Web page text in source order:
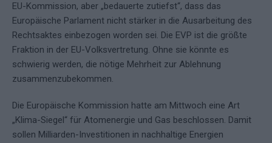
EU-Kommission, aber „bedauerte zutiefst“, dass das
Europäische Parlament nicht stärker in die Ausarbeitung des
Rechtsaktes einbezogen worden sei. Die EVP ist die größte
Fraktion in der EU-Volksvertretung. Ohne sie könnte es
schwierig werden, die nötige Mehrheit zur Ablehnung
zusammenzubekommen.
Die Europäische Kommission hatte am Mittwoch eine Art
„Klima-Siegel“ für Atomenergie und Gas beschlossen. Damit
sollen Milliarden-Investitionen in nachhaltige Energien